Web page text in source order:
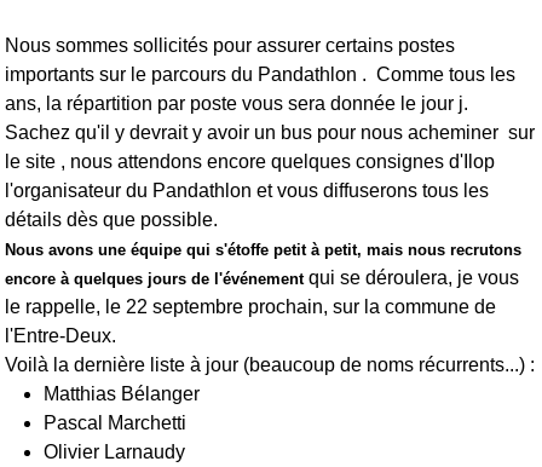
Nous sommes sollicités pour assurer certains postes
importants sur le parcours du Pandathlon . Comme tous les
ans, la répartition par poste vous sera donnée le jour j.
Sachez qu'il y devrait y avoir un bus pour nous acheminer sur
le site , nous attendons encore quelques consignes d'Ilop
l'organisateur du Pandathlon et vous diffuserons tous les
détails dès que possible.
Nous avons une équipe qui s'étoffe petit à petit, mais nous recrutons
encore à quelques jours de l'événementqui se déroulera, je vous
le rappelle, le 22 septembre prochain, sur la commune de
l'Entre-Deux.
Voilà la dernière liste à jour (beaucoup de noms récurrents...) :
Matthias Bélanger
Pascal Marchetti
Olivier Larnaudy